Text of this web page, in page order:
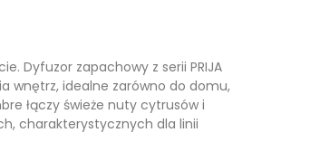
Dyfuzor zapachowy z serii PRIJA
wnętrz, idealne zarówno do domu,
łączy świeże nuty cytrusów i
charakterystycznych dla linii